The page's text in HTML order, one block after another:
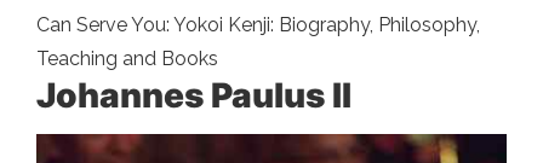
Can Serve You: Yokoi Kenji: Biography, Philosophy,
Teaching and Books
Johannes Paulus II